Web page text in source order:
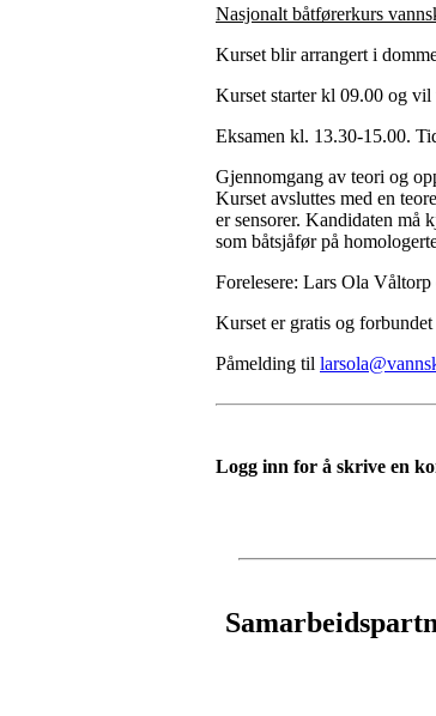
Nasjonalt båtførerkurs
Kurset blir arrangert i
Kurset starter kl 09.00 og
Eksamen kl. 13.30-15.00.
Gjennomgang av teori og
Kurset avsluttes med en
er sensorer. Kandidaten må
som båtsjåfør på
Forelesere: Lars Ola Våltorp
Kurset er gratis og
Påmelding til
Logg inn for å skrive en